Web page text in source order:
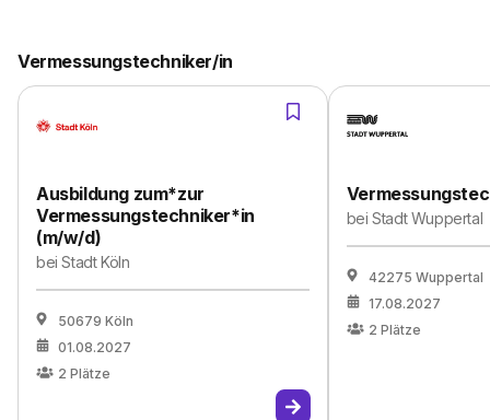
Vermessungstechniker/in
Ausbildung zum*zur
Vermessungstechniker*in
(m/w/d)
beiStadt Köln
50679 Köln
01.08.2027
2 Plätze
beiStadt Wuppertal
42275 Wuppertal
17.08.2027
2 Plätze